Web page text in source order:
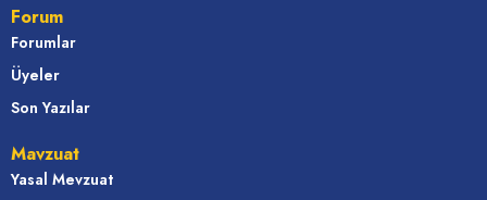
Forum
Forumlar
Üyeler
Son Yazılar
Mavzuat
Yasal Mevzuat